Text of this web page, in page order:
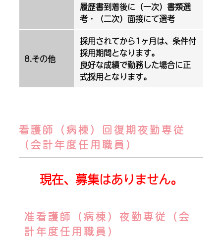
履歴書到着後に（一次）書類選
考・（二次）面接にて選考
8.その他
採用されてから1ヶ月は、条件付
採用期間となります。
良好な成績で勤務した場合に正
式採用となります。
看護師（病棟）回復期夜勤専従
（会計年度任用職員）
現在、募集はありません。
准看護師（病棟）夜勤専従（会
計年度任用職員）